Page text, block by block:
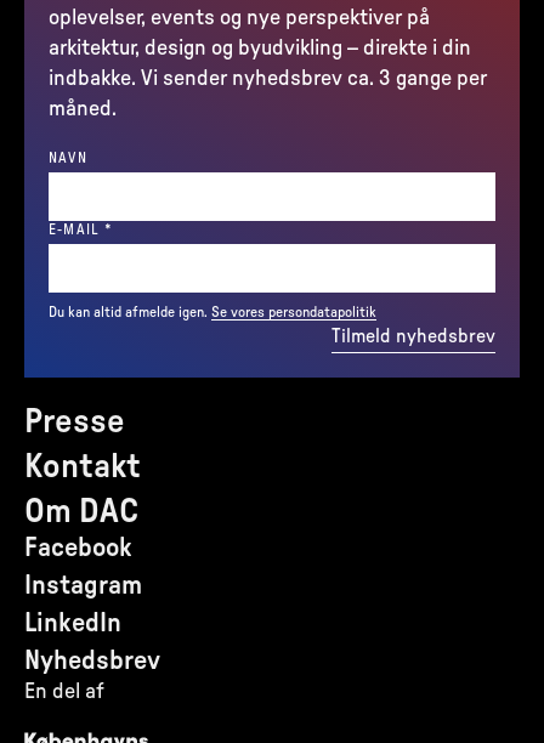
Presse
Kontakt
Om DAC
Facebook
Instagram
LinkedIn
Nyhedsbrev
En del af
oplevelser, events og nye perspektiver på
arkitektur, design og byudvikling – direkte i din
indbakke. Vi sender nyhedsbrev ca. 3 gange per
måned.
NAVN
E-MAIL *
Du kan altid afmelde igen. Se vores persondatapolitik
Tilmeld nyhedsbrev